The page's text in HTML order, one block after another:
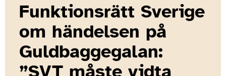
Funktionsrätt Sverige
om händelsen på
Guldbaggegalan:
”SVT måste vidta